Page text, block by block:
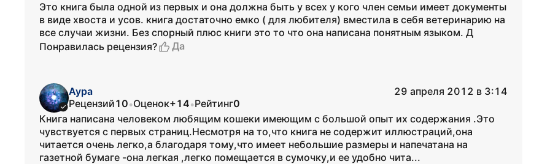
Это книга была одной из первых и она должна быть у всех у кого член семьи имеет документы
в виде хвоста и усов. книга достаточно емко ( для любителя) вместила в себя ветеринарию на
все случаи жизни. Без спорный плюс книги это то что она написана понятным языком. Д
Понравилась рецензия?
Да
Аура
29 апреля 2012 в 3:14
Рецензий10•Оценок+14•Рейтинг0
Книга написана человеком любящим кошеки имеющим с большой опыт их содержания .Это
чувствуется с первых страниц.Несмотря на то,что книга не содержит иллюстраций,она
читается очень легко,а благодаря тому,что имеет небольшие размеры и напечатана на
газетной бумаге -она легкая ,легко помещается в сумочку,и ее удобно чита...